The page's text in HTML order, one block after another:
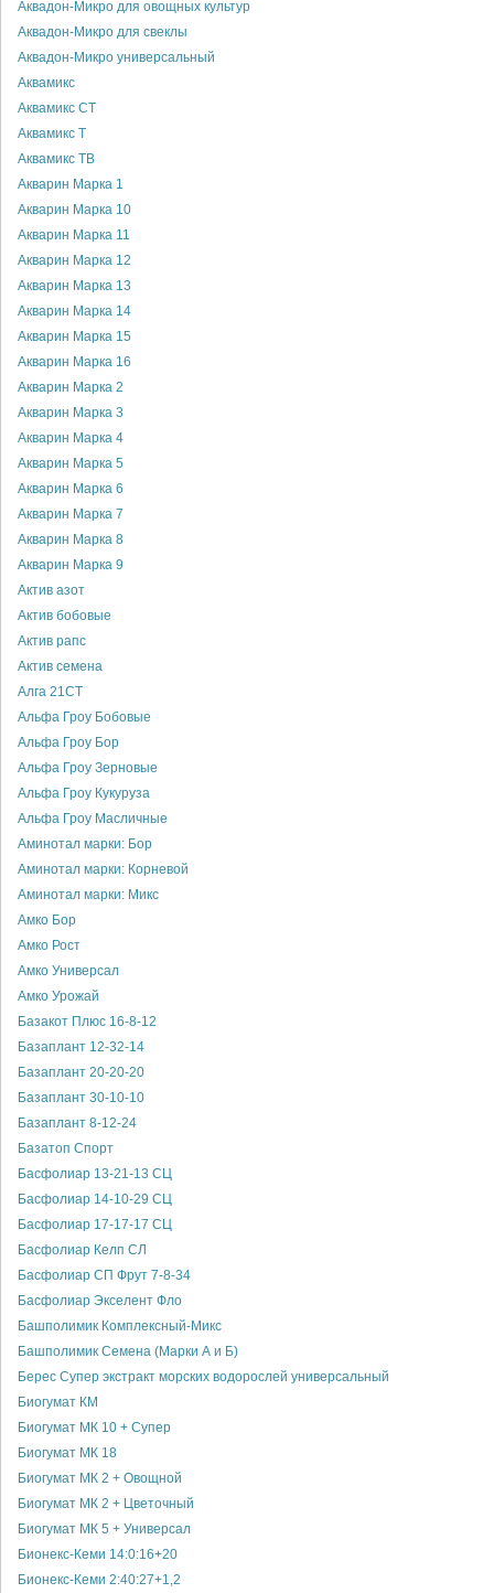
Аквадон-Микро для овощных культур
Аквадон-Микро для свеклы
Аквадон-Микро универсальный
Аквамикс
Аквамикс СТ
Аквамикс Т
Аквамикс ТВ
Акварин Марка 1
Акварин Марка 10
Акварин Марка 11
Акварин Марка 12
Акварин Марка 13
Акварин Марка 14
Акварин Марка 15
Акварин Марка 16
Акварин Марка 2
Акварин Марка 3
Акварин Марка 4
Акварин Марка 5
Акварин Марка 6
Акварин Марка 7
Акварин Марка 8
Акварин Марка 9
Актив азот
Актив бобовые
Актив рапс
Актив семена
Алга 21СТ
Альфа Гроу Бобовые
Альфа Гроу Бор
Альфа Гроу Зерновые
Альфа Гроу Кукуруза
Альфа Гроу Масличные
Аминотал марки: Бор
Аминотал марки: Корневой
Аминотал марки: Микс
Амко Бор
Амко Рост
Амко Универсал
Амко Урожай
Базакот Плюс 16-8-12
Базаплант 12-32-14
Базаплант 20-20-20
Базаплант 30-10-10
Базаплант 8-12-24
Базатоп Спорт
Басфолиар 13-21-13 СЦ
Басфолиар 14-10-29 СЦ
Басфолиар 17-17-17 СЦ
Басфолиар Келп СЛ
Басфолиар СП Фрут 7-8-34
Басфолиар Экселент Фло
Башполимик Комплексный-Микс
Башполимик Семена (Марки А и Б)
Берес Супер экстракт морских водорослей универсальный
Биогумат КМ
Биогумат МК 10 + Супер
Биогумат МК 18
Биогумат МК 2 + Овощной
Биогумат МК 2 + Цветочный
Биогумат МК 5 + Универсал
Бионекс-Кеми 14:0:16+20
Бионекс-Кеми 2:40:27+1,2